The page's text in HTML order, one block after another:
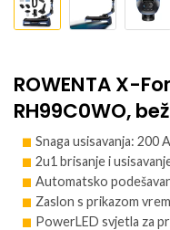
ROWENTA X-
RH99C0WO,
Snaga usisavanja: 200
2u1 brisanje i
Automatsko
Zaslon s prikazom
PowerLED svjetla za